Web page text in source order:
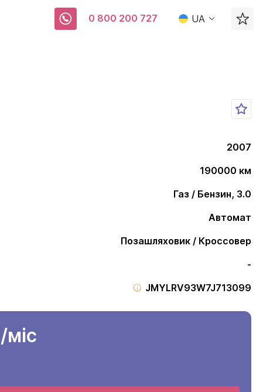
0 800 200 727 UA
2007
190000 км
Газ / Бензин, 3.0
Автомат
Позашляховик / Кроссовер
-
JMYLRV93W7J713099
/міс